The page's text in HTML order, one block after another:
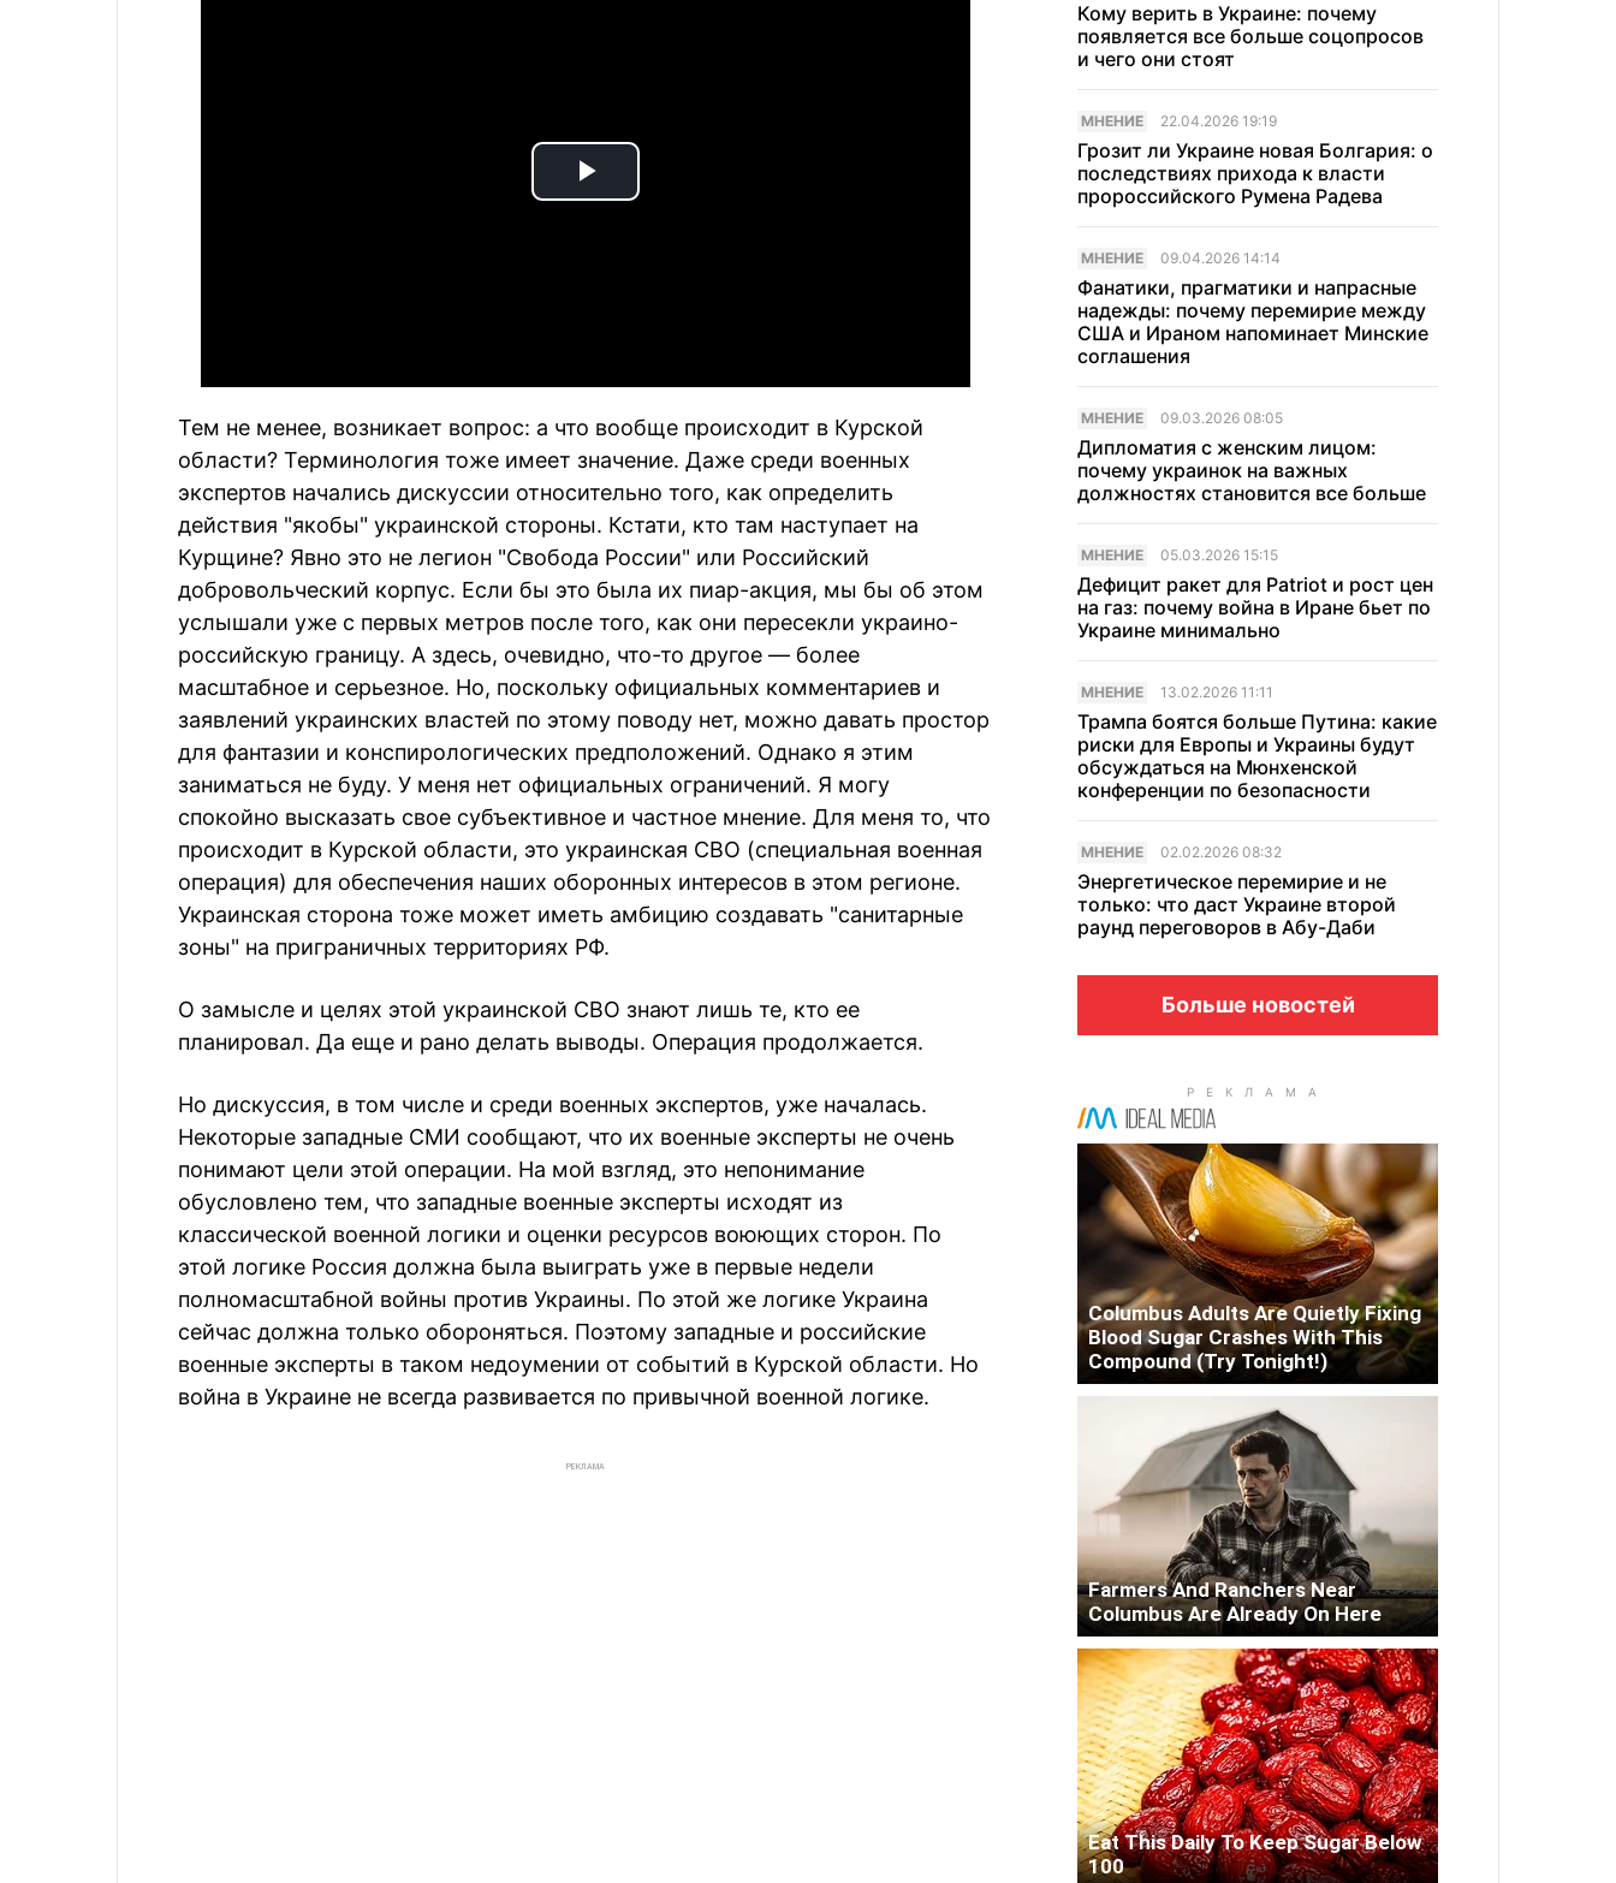
Play
Тем не менее, возникает вопрос: а что вообще происходит в Курской
области? Терминология тоже имеет значение. Даже среди военных
экспертов начались дискуссии относительно того, как определить
действия "якобы" украинской стороны. Кстати, кто там наступает на
Курщине? Явно это не легион "Свобода России" или Российский
добровольческий корпус. Если бы это была их пиар-акция, мы бы об этом
услышали уже с первых метров после того, как они пересекли украино-
российскую границу. А здесь, очевидно, что-то другое — более
масштабное и серьезное. Но, поскольку официальных комментариев и
заявлений украинских властей по этому поводу нет, можно давать простор
для фантазии и конспирологических предположений. Однако я этим
заниматься не буду. У меня нет официальных ограничений. Я могу
спокойно высказать свое субъективное и частное мнение. Для меня то, что
происходит в Курской области, это украинская СВО (специальная военная
операция) для обеспечения наших оборонных интересов в этом регионе.
Украинская сторона тоже может иметь амбицию создавать "санитарные
зоны" на приграничных территориях РФ.
О замысле и целях этой украинской СВО знают лишь те, кто ее
планировал. Да еще и рано делать выводы. Операция продолжается.
Но дискуссия, в том числе и среди военных экспертов, уже началась.
Некоторые западные СМИ сообщают, что их военные эксперты не очень
понимают цели этой операции. На мой взгляд, это непонимание
обусловлено тем, что западные военные эксперты исходят из
классической военной логики и оценки ресурсов воюющих сторон. По
этой логике Россия должна была выиграть уже в первые недели
полномасштабной войны против Украины. По этой же логике Украина
сейчас должна только обороняться. Поэтому западные и российские
военные эксперты в таком недоумении от событий в Курской области. Но
война в Украине не всегда развивается по привычной военной логике.
РЕКЛАМА
Кому верить в Украине: почему
появляется все больше соцопросов
и чего они стоят
МНЕНИЕ 22.04.2026 19:19
Грозит ли Украине новая Болгария: о
последствиях прихода к власти
пророссийского Румена Радева
МНЕНИЕ 09.04.2026 14:14
Фанатики, прагматики и напрасные
надежды: почему перемирие между
США и Ираном напоминает Минские
соглашения
МНЕНИЕ 09.03.2026 08:05
Дипломатия с женским лицом:
почему украинок на важных
должностях становится все больше
МНЕНИЕ 05.03.2026 15:15
Дефицит ракет для Patriot и рост цен
на газ: почему война в Иране бьет по
Украине минимально
МНЕНИЕ 13.02.2026 11:11
Трампа боятся больше Путина: какие
риски для Европы и Украины будут
обсуждаться на Мюнхенской
конференции по безопасности
МНЕНИЕ 02.02.2026 08:32
Энергетическое перемирие и не
только: что даст Украине второй
раунд переговоров в Абу-Даби
Больше новостей